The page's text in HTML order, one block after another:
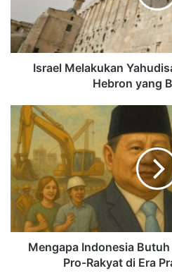
Israel Melakukan
Hebron yang
Mengapa Indonesia
Pro-Rakyat di Era